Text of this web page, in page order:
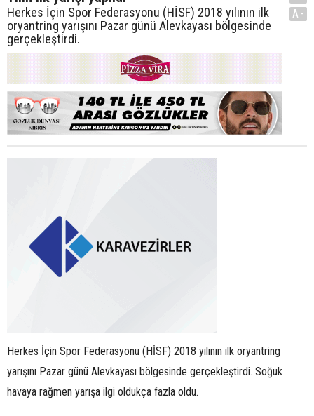
Herkes İçin Spor Federasyonu (HİSF) 2018 yılının ilk
oryantring yarışını Pazar günü Alevkayası bölgesinde
gerçekleştirdi.
A-
Herkes İçin Spor Federasyonu (HİSF) 2018 yılının ilk oryantring
yarışını Pazar günü Alevkayası bölgesinde gerçekleştirdi. Soğuk
havaya rağmen yarışa ilgi oldukça fazla oldu.